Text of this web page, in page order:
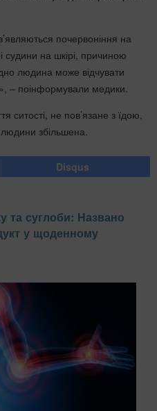
почервоніння на
судини на шкірі, причиною
людина може відчувати
– поінформували медики.
ситості, не пов’язане з їдою,
збільшена.
Disqus
та суглоби: Названо
у щоденному